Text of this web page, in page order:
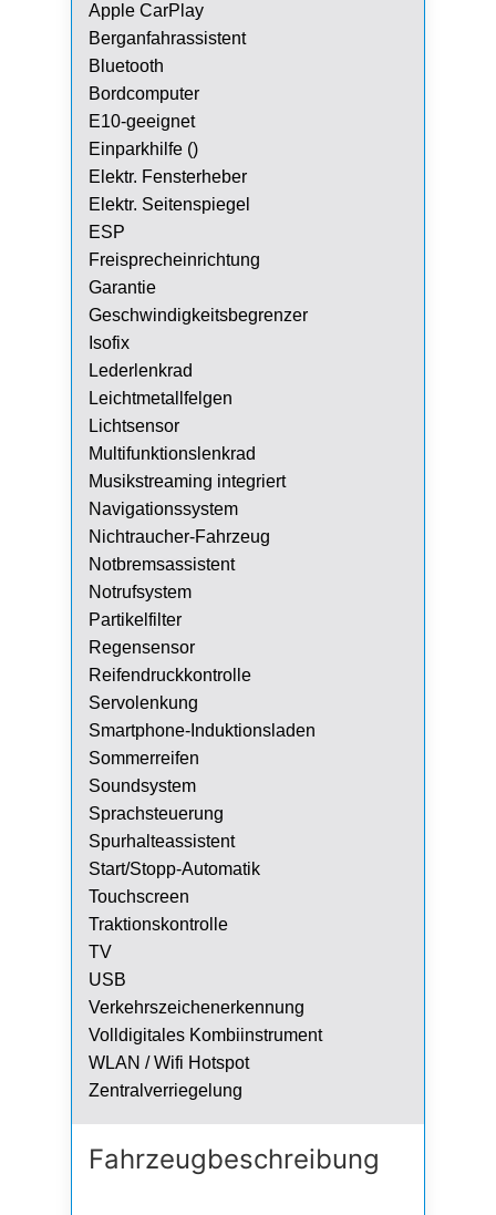
Apple CarPlay
Berganfahrassistent
Bluetooth
Bordcomputer
E10-geeignet
Einparkhilfe ()
Elektr. Fensterheber
Elektr. Seitenspiegel
ESP
Freisprecheinrichtung
Garantie
Geschwindigkeitsbegrenzer
Isofix
Lederlenkrad
Leichtmetallfelgen
Lichtsensor
Multifunktionslenkrad
Musikstreaming integriert
Navigationssystem
Nichtraucher-Fahrzeug
Notbremsassistent
Notrufsystem
Partikelfilter
Regensensor
Reifendruckkontrolle
Servolenkung
Smartphone-Induktionsladen
Sommerreifen
Soundsystem
Sprachsteuerung
Spurhalteassistent
Start/Stopp-Automatik
Touchscreen
Traktionskontrolle
TV
USB
Verkehrszeichenerkennung
Volldigitales Kombiinstrument
WLAN / Wifi Hotspot
Zentralverriegelung
Fahrzeug­beschreibung